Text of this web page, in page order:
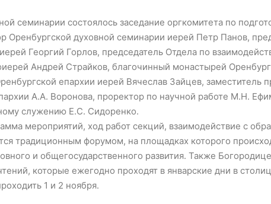
семинарии состоялось заседание оргкомитета по
Оренбургской духовной семинарии иерей Петр Панов,
Георгий Горлов, председатель Отдела по
Андрей Страйков, благочинный монастырей
епархии иерей Вячеслав Зайцев, заместитель
А.А. Воронова, проректор по научной работе М.Н.
служению Е.С. Сидоренко.
мероприятий, ход работ секций, взаимодействие с
традиционным форумом, на площадках которого
и общегосударственного развития. Также
которые ежегодно проходят в январские дни в
1 и 2 ноября.